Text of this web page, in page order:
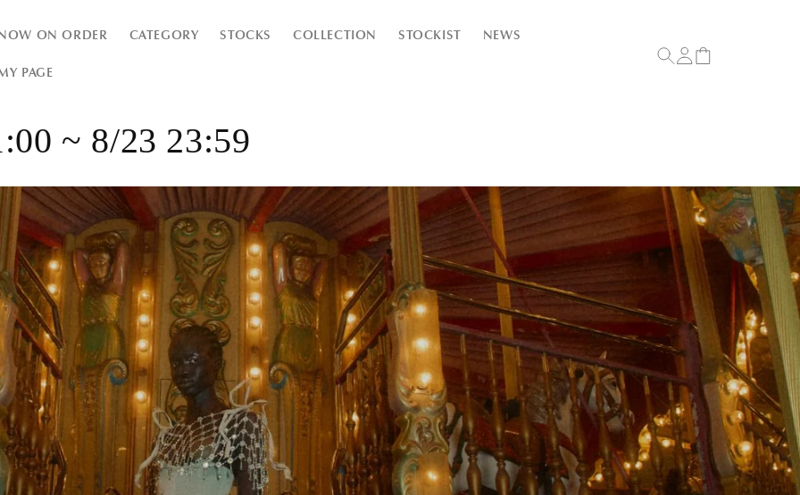
ON ORDER CATEGORY STOCKS COLLECTION STOCKIST NEWS
PAGE
イ
ー
~ 8/23 23:59